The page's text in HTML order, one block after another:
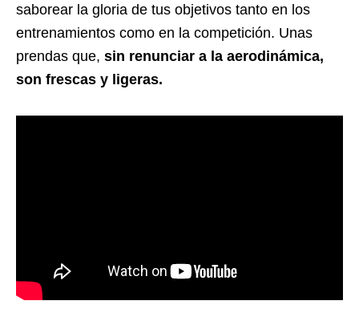
saborear la gloria de tus objetivos tanto en los
entrenamientos como en la competición. Unas
prendas que, sin renunciar a la aerodinámica,
son frescas y ligeras.